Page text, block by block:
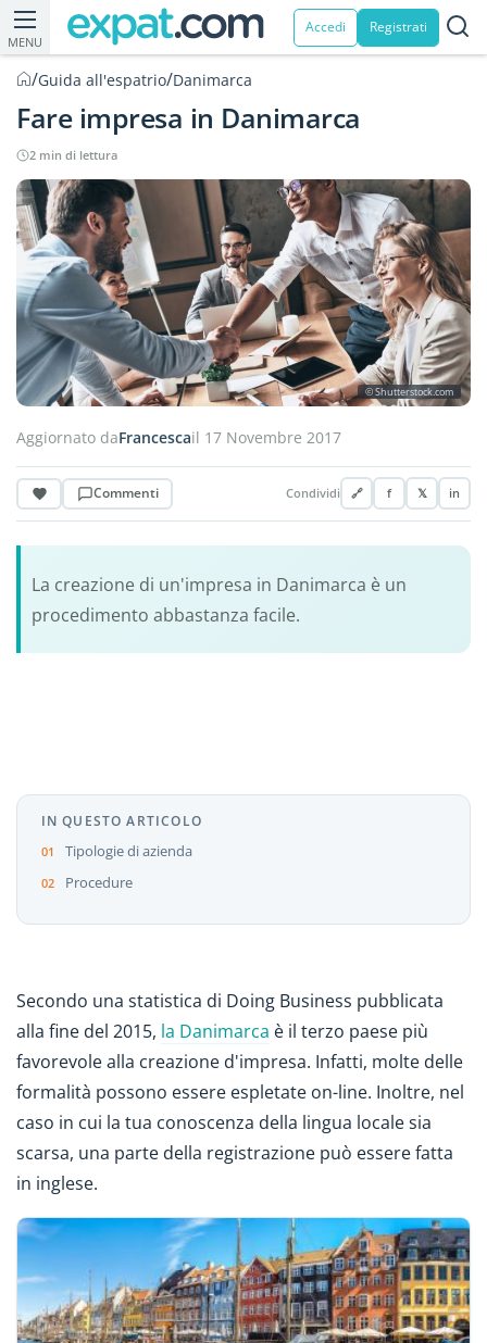
MENU
Accedi Registrati
/Guida all'espatrio/Danimarca
Fare impresa in Danimarca
2 min di lettura
© Shutterstock.com
Aggiornato daFrancescail 17 Novembre 2017
Commenti Condividi 🔗 f 𝕏 in
La creazione di un'impresa in Danimarca è un
procedimento abbastanza facile.
IN QUESTO ARTICOLO
Tipologie di azienda
Procedure
Secondo una statistica di Doing Business pubblicata
alla fine del 2015, la Danimarca è il terzo paese più
favorevole alla creazione d'impresa. Infatti, molte delle
formalità possono essere espletate on-line. Inoltre, nel
caso in cui la tua conoscenza della lingua locale sia
scarsa, una parte della registrazione può essere fatta
in inglese.